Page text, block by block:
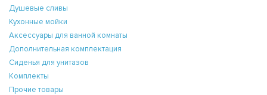
Душевые сливы
Кухонные мойки
Аксессуары для ванной комнаты
Дополнительная комплектация
Сиденья для унитазов
Комплекты
Прочие товары